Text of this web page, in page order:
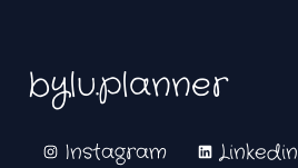
bylu.planner
Instagram Linkedin